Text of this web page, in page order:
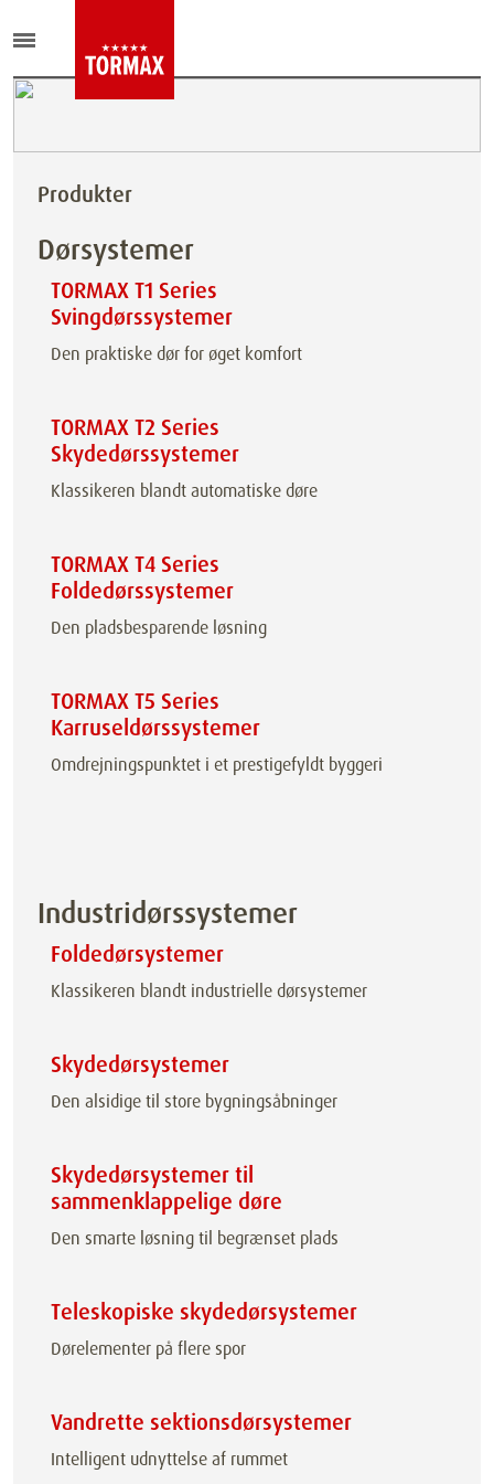
Produkter
Dørsystemer
TORMAX T1 Series
Svingdørssystemer
Den praktiske dør for øget komfort
TORMAX T2 Series
Skydedørssystemer
Klassikeren blandt automatiske døre
TORMAX T4 Series
Foldedørssystemer
Den pladsbesparende løsning
TORMAX T5 Series
Karruseldørssystemer
Omdrejningspunktet i et prestigefyldt byggeri
Industridørssystemer
Foldedørsystemer
Klassikeren blandt industrielle dørsystemer
Skydedørsystemer
Den alsidige til store bygningsåbninger
Skydedørsystemer til
sammenklappelige døre
Den smarte løsning til begrænset plads
Teleskopiske skydedørsystemer
Dørelementer på flere spor
Vandrette sektionsdørsystemer
Intelligent udnyttelse af rummet